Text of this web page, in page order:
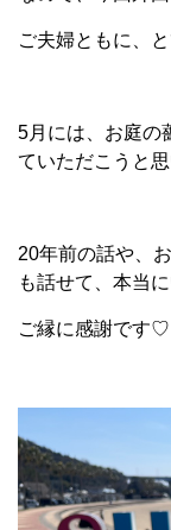
ご夫婦ともに、
5月には、お庭
ていただこうと
20年前の話や、
も話せて、本当
ご縁に感謝です♡